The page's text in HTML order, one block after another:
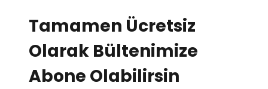
Tamamen Ücretsiz
Olarak Bültenimize
Abone Olabilirsin